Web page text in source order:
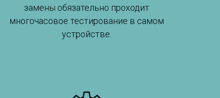
замены обязательно проходит
многочасовое тестирование в самом
устройстве.